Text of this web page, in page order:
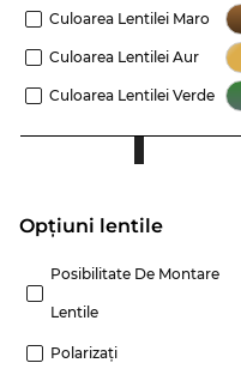
Culoarea Lentilei Maro
Culoarea Lentilei Aur
Culoarea Lentilei Verde
Opțiuni lentile
Posibilitate De Montare
Lentile
Polarizaţi